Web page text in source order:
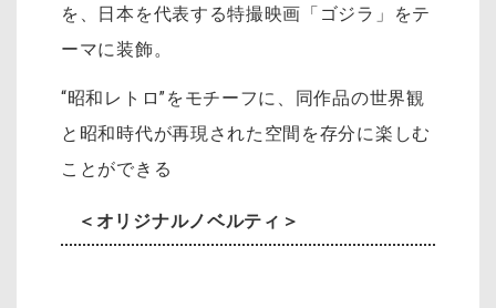
を、日本を代表する特撮映画「ゴジラ」をテ
ーマに装飾。
“昭和レトロ”をモチーフに、同作品の世界観
と昭和時代が再現された空間を存分に楽しむ
ことができる
＜オリジナルノベルティ＞